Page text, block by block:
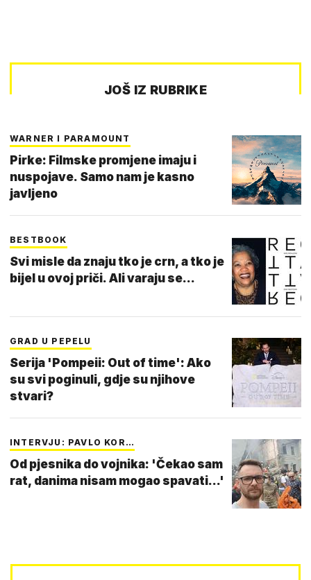
JOŠ IZ RUBRIKE
WARNER I PARAMOUNT
Pirke: Filmske promjene imaju i
nuspojave. Samo nam je kasno
javljeno
BESTBOOK
Svi misle da znaju tko je crn, a tko je
bijel u ovoj priči. Ali varaju se...
GRAD U PEPELU
Serija 'Pompeii: Out of time': Ako
su svi poginuli, gdje su njihove
stvari?
INTERVJU: PAVLO KOR…
Od pjesnika do vojnika: 'Čekao sam
rat, danima nisam mogao spavati...'